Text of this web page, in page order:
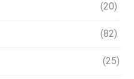
(20)
(82)
(25)